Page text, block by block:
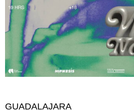
GUADALAJARA